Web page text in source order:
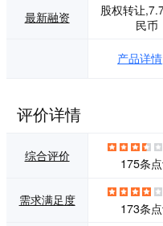
满足企业所
办公应用需
求的、易用
最新融资
股权转让
民币
产品详情
评价详情
综合评价
175条
需求满足度
173条